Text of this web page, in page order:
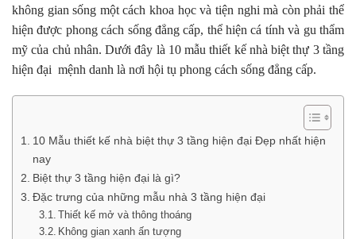
không gian sống một cách khoa học và tiện nghi mà còn phải thể
hiện được phong cách sống đẳng cấp, thể hiện cá tính và gu thẩm
mỹ của chủ nhân. Dưới đây là 10 mẫu thiết kế nhà biệt thự 3 tầng
hiện đại mệnh danh là nơi hội tụ phong cách sống đẳng cấp.
10 Mẫu thiết kế nhà biệt thự 3 tầng hiện đại Đẹp nhất hiện
nay
Biệt thự 3 tầng hiện đại là gì?
Đặc trưng của những mẫu nhà 3 tầng hiện đại
Thiết kế mở và thông thoáng
Không gian xanh ấn tượng